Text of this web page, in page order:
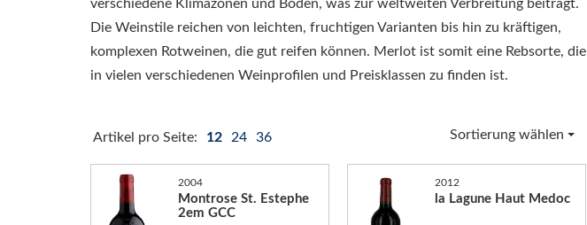
verschiedene Klimazonen und Böden, was zur weltweiten Verbreitung beiträgt.
Die Weinstile reichen von leichten, fruchtigen Varianten bis hin zu kräftigen,
komplexen Rotweinen, die gut reifen können. Merlot ist somit eine Rebsorte, die
in vielen verschiedenen Weinprofilen und Preisklassen zu finden ist.
Artikel pro Seite: 12 24 36 Sortierung wählen
2004
Montrose St. Estephe
2em GCC
2012
la Lagune Haut Medoc